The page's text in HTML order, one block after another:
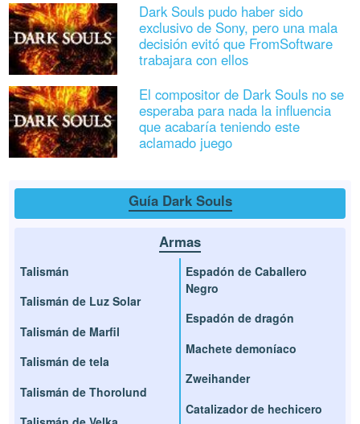
Dark Souls pudo haber sido
exclusivo de Sony, pero una mala
decisión evitó que FromSoftware
trabajara con ellos
El compositor de Dark Souls no se
esperaba para nada la influencia
que acabaría teniendo este
aclamado juego
Guía Dark Souls
Armas
Talismán
Talismán de Luz Solar
Talismán de Marfil
Talismán de tela
Talismán de Thorolund
Espadón de Caballero
Negro
Espadón de dragón
Machete demoníaco
Zweihander
Catalizador de hechicero